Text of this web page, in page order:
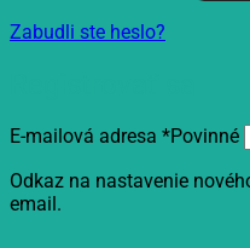
Zabudli ste heslo?
E-mailová adresa *Povinné
Odkaz na nastavenie
email.